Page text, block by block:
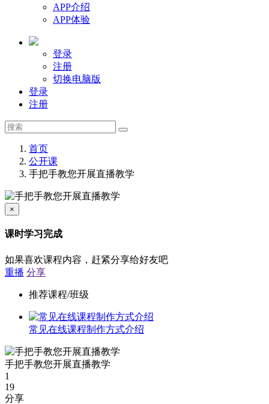
APP介绍
APP体验
登录
注册
切换电脑版
登录
注册
首页
公开课
手把手教您开展直播教学
×
课时学习完成
如果喜欢课程内容，赶紧分享给好友吧
重播 分享
推荐课程/班级
常见在线课程制作方式介绍
手把手教您开展直播教学
1
19
分享